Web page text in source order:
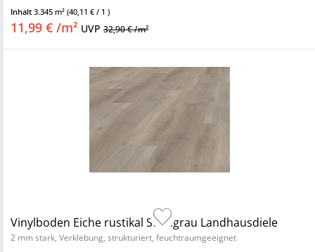
Inhalt 3.345 m² (40,11 € / 1 )
11,99 € /m² UVP 32,90 € /m²
Vinylboden Eiche rustikal Steingrau Landhausdiele
2 mm stark, Verklebung, strukturiert, feuchtraumgeeignet